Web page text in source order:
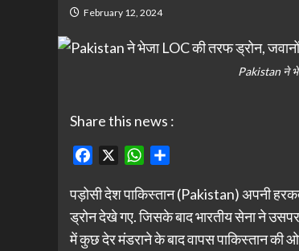
February 12, 2024
Pakistan ने
Share this news :
Facebook WhatsApp
पड़ोसी देश पाकिस्तान (Pakistan) अपनी
ड्रोन देखे गए. जिसके बाद भारतीय सेना ने उसपर
में कुछ देर मंडराने के बाद वापस पाकिस्तान की